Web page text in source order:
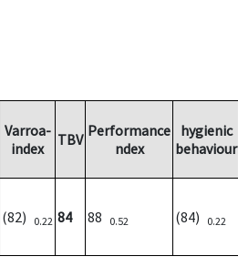
Varroa-
index
TBV Performance
ndex
hygienic
behaviour
(82) 0.22 84 88 0.52 (84) 0.22